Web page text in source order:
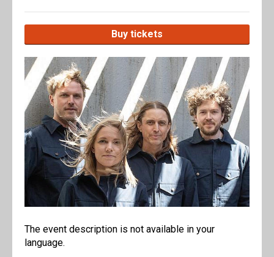
Buy tickets
The event description is not available in your
language.